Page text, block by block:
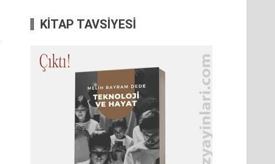
KİTAP TAVSİYESİ